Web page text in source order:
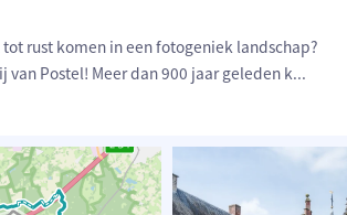
rust komen in een fotogeniek landschap?
van Postel! Meer dan 900 jaar geleden k...